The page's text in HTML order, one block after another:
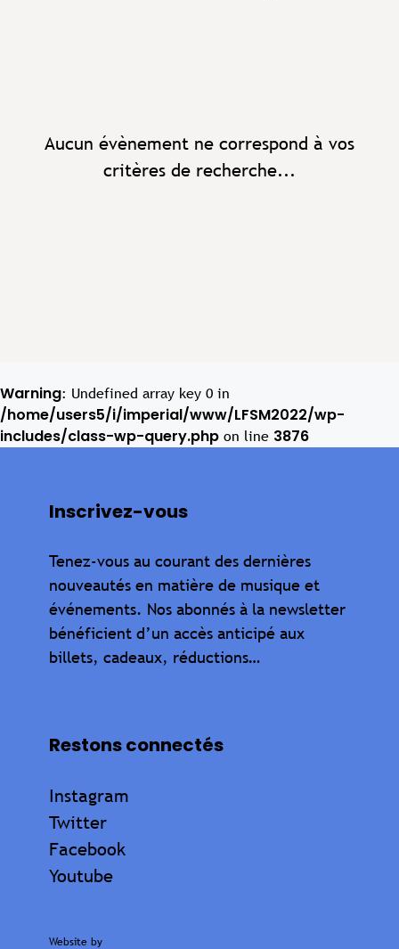
Aucun évènement ne correspond à vos
critères de recherche...
Warning: Undefined array key 0 in
/home/users5/i/imperial/www/LFSM2022/wp-
includes/class-wp-query.php on line 3876
Inscrivez-vous
Tenez-vous au courant des dernières
nouveautés en matière de musique et
événements. Nos abonnés à la newsletter
bénéficient d’un accès anticipé aux
billets, cadeaux, réductions…
Restons connectés
Instagram
Twitter
Facebook
Youtube
Website by